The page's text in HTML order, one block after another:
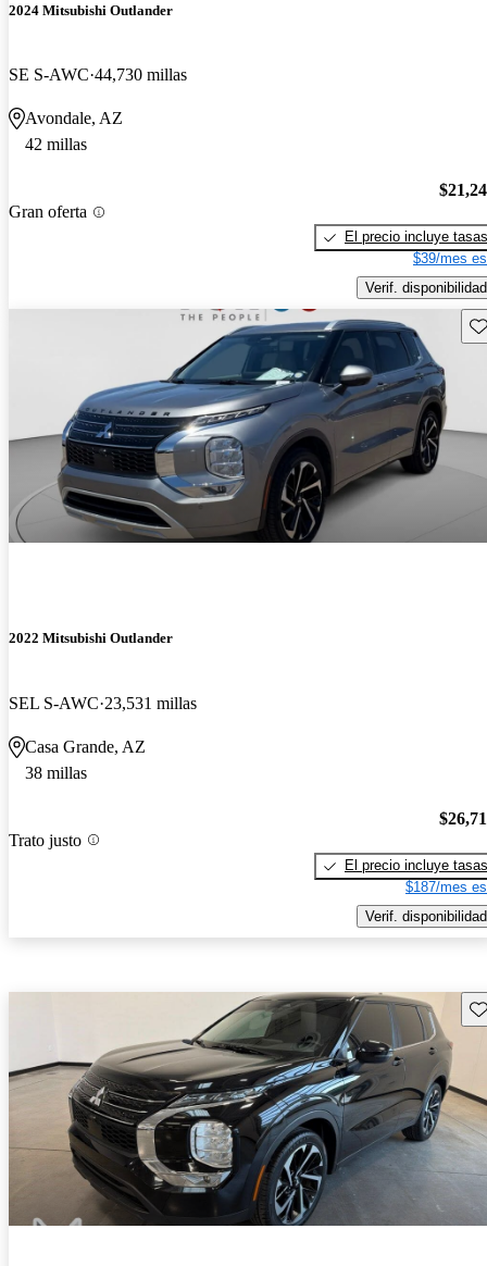
2024 Mitsubishi Outlander
SE S-AWC 44,730 millas
Avondale, AZ
42 millas
Gran oferta
El precio incluye tasas
$39/mes
Verif. disponibilidad
2022 Mitsubishi Outlander
SEL S-AWC 23,531 millas
Casa Grande, AZ
38 millas
Trato justo
El precio incluye tasas
$187/mes
Verif. disponibilidad